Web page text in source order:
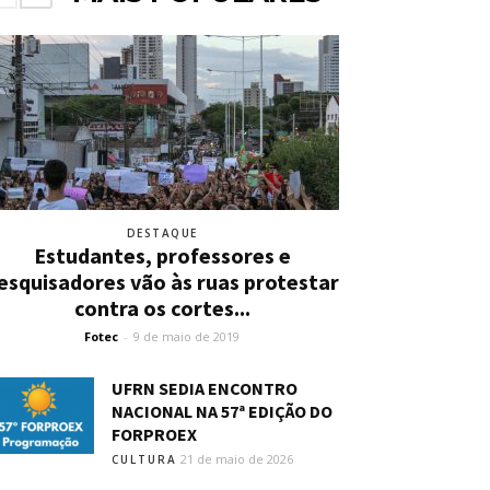
DESTAQUE
Estudantes, professores e
vão às ruas protestar
contra os cortes...
Fotec - 9 de maio de 2019
UFRN SEDIA ENCONTRO
NACIONAL NA 57ª EDIÇÃO DO
FORPROEX
CULTURA 21 de maio de 2026